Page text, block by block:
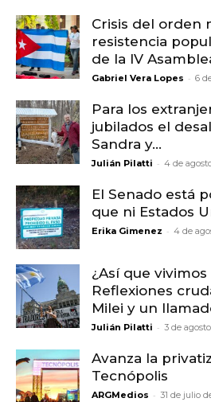
Crisis del orden
resistencia
de la IV
Gabriel Vera Lopes - 6
Para los
jubilados el
Sandra y...
Julián Pilatti - 4 de
El Senado está
que ni Estados
Erika Gimenez - 4 de
¿Así que
Reflexiones
Milei y un
Julián Pilatti - 3 de
Avanza la
Tecnópolis
ARGMedios - 31 de julio